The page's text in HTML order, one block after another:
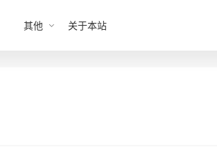
其他 关于本站